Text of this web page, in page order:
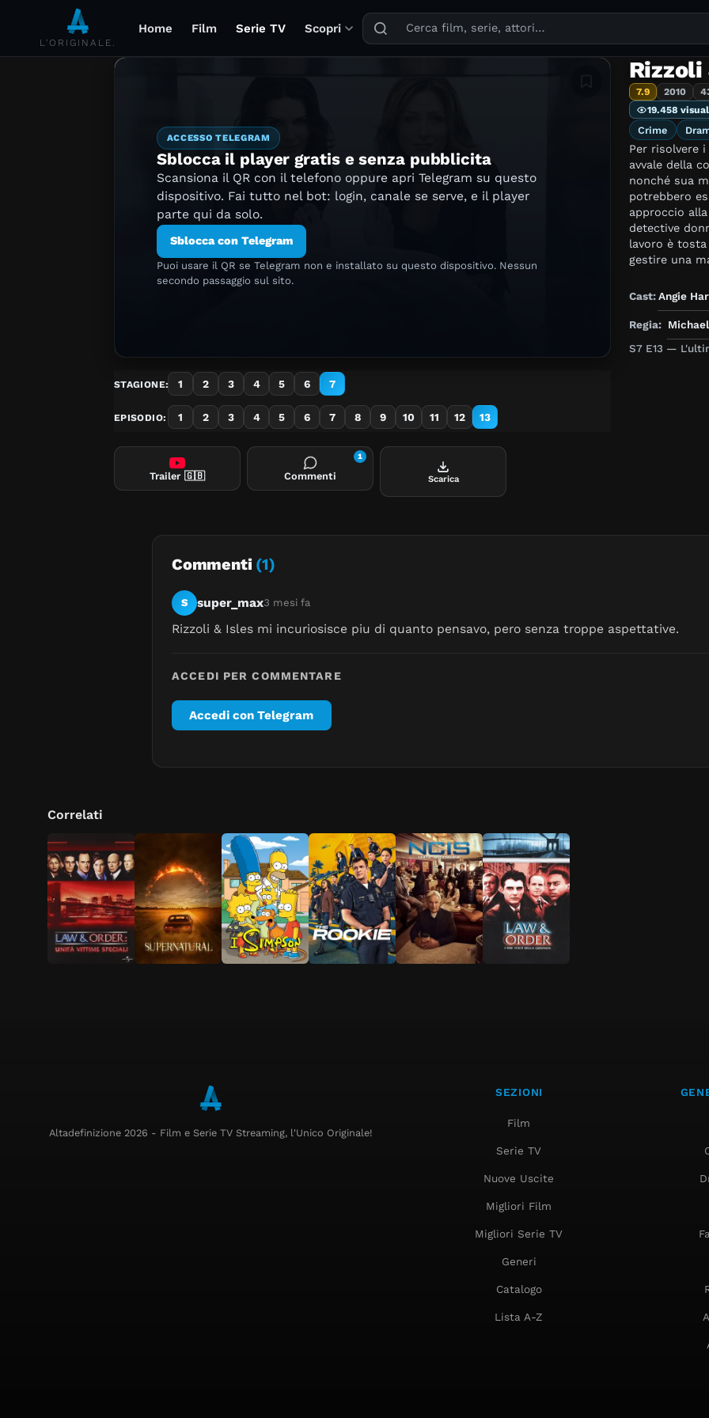
L'ORIGINALE.
Home Film Serie TV Scopri
Puoi cercare film, serie TV, attori, registi, generi e
ACCESSO TELEGRAM
Sblocca il player gratis e senza pubblicita
Scansiona il QR con il telefono oppure apri Telegram su questo
dispositivo. Fai tutto nel bot: login, canale se serve, e il player
parte qui da solo.
Sblocca con Telegram
Puoi usare il QR se Telegram non e installato su questo dispositivo. Nessun
secondo passaggio sul sito.
Aggiungi in lista
STAGIONE: 1 2 3 4 5 6 7
EPISODIO: 1 2 3 4 5 6 7 8 9 10 11 12 13
Rizzoli
7.9 2010
19.458
Crime
Per risolvere
avvale della
nonché sua
potrebbero
approccio
detective
lavoro è tosta
gestire una
carattere
fidanzato
Serie crime
Tess
Cast: Angie
Regia:
S7 E13 —
Trailer 🇬🇧 Commenti
1
Scarica
Commenti (1)
S super_max3 mesi fa
Rizzoli & Isles mi incuriosisce piu di quanto pensavo, pero senza troppe aspettative.
ACCEDI PER COMMENTARE
Accedi con Telegram
Correlati
Altadefinizione 2026 - Film e Serie TV Streaming, l'Unico Originale!
SEZIONI
Film
Serie TV
Nuove Uscite
Migliori Film
Migliori Serie TV
Generi
Catalogo
Lista A-Z